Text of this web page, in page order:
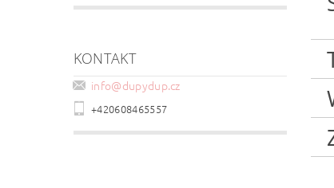
KONTAKT
info@dupydup.cz
+420608465557